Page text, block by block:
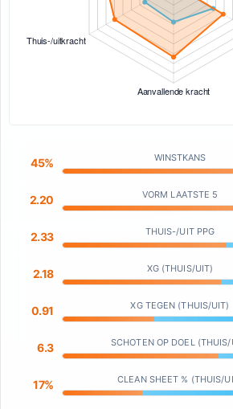
45% WINSTKANS
2.20 VORM LAATSTE 5
2.33 THUIS-/UIT PPG
2.18 XG (THUIS/UIT)
0.91 XG TEGEN (THUIS/UIT)
6.3 SCHOTEN OP DOEL (THUIS/
17% CLEAN SHEET % (THUIS/